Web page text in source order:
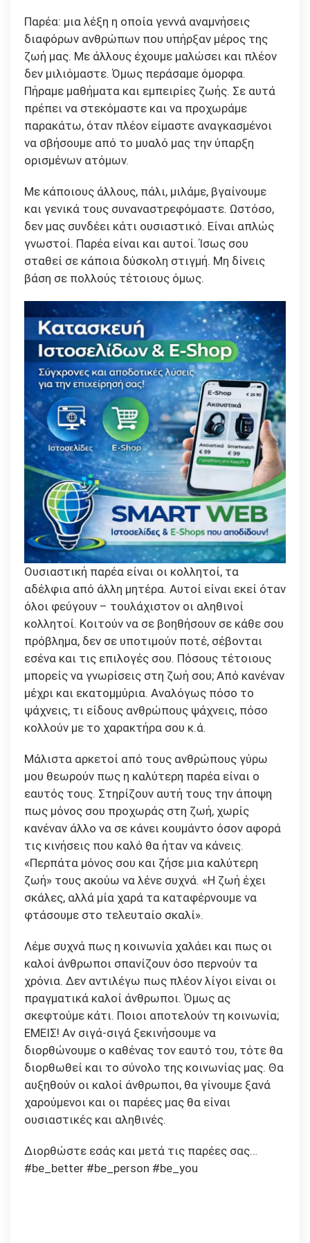
Link
Παρέα: μια λέξη η οποία γεννά αναμνήσεις
διαφόρων ανθρώπων που υπήρξαν μέρος της
ζωή μας. Με άλλους έχουμε μαλώσει και πλέον
δεν μιλιόμαστε. Όμως περάσαμε όμορφα.
Πήραμε μαθήματα και εμπειρίες ζωής. Σε αυτά
πρέπει να στεκόμαστε και να προχωράμε
παρακάτω, όταν πλέον είμαστε αναγκασμένοι
να σβήσουμε από το μυαλό μας την ύπαρξη
ορισμένων ατόμων.
Με κάποιους άλλους, πάλι, μιλάμε, βγαίνουμε
και γενικά τους συναναστρεφόμαστε. Ωστόσο,
δεν μας συνδέει κάτι ουσιαστικό. Είναι απλώς
γνωστοί. Παρέα είναι και αυτοί. Ίσως σου
σταθεί σε κάποια δύσκολη στιγμή. Μη δίνεις
βάση σε πολλούς τέτοιους όμως.
Ουσιαστική παρέα είναι οι κολλητοί, τα
αδέλφια από άλλη μητέρα. Αυτοί είναι εκεί όταν
όλοι φεύγουν – τουλάχιστον οι αληθινοί
κολλητοί. Κοιτούν να σε βοηθήσουν σε κάθε σου
πρόβλημα, δεν σε υποτιμούν ποτέ, σέβονται
εσένα και τις επιλογές σου. Πόσους τέτοιους
μπορείς να γνωρίσεις στη ζωή σου; Από κανέναν
μέχρι και εκατομμύρια. Αναλόγως πόσο το
ψάχνεις, τι είδους ανθρώπους ψάχνεις, πόσο
κολλούν με το χαρακτήρα σου κ.ά.
Μάλιστα αρκετοί από τους ανθρώπους γύρω
μου θεωρούν πως η καλύτερη παρέα είναι ο
εαυτός τους. Στηρίζουν αυτή τους την άποψη
πως μόνος σου προχωράς στη ζωή, χωρίς
κανέναν άλλο να σε κάνει κουμάντο όσον αφορά
τις κινήσεις που καλό θα ήταν να κάνεις.
«Περπάτα μόνος σου και ζήσε μια καλύτερη
ζωή» τους ακούω να λένε συχνά. «Η ζωή έχει
σκάλες, αλλά μία χαρά τα καταφέρνουμε να
φτάσουμε στο τελευταίο σκαλί».
Λέμε συχνά πως η κοινωνία χαλάει και πως οι
καλοί άνθρωποι σπανίζουν όσο περνούν τα
χρόνια. Δεν αντιλέγω πως πλέον λίγοι είναι οι
πραγματικά καλοί άνθρωποι. Όμως ας
σκεφτούμε κάτι. Ποιοι αποτελούν τη κοινωνία;
ΕΜΕΙΣ! Αν σιγά-σιγά ξεκινήσουμε να
διορθώνουμε ο καθένας τον εαυτό του, τότε θα
διορθωθεί και το σύνολο της κοινωνίας μας. Θα
αυξηθούν οι καλοί άνθρωποι, θα γίνουμε ξανά
χαρούμενοι και οι παρέες μας θα είναι
ουσιαστικές και αληθινές.
Διορθώστε εσάς και μετά τις παρέες σας…
#be_better #be_person #be_you